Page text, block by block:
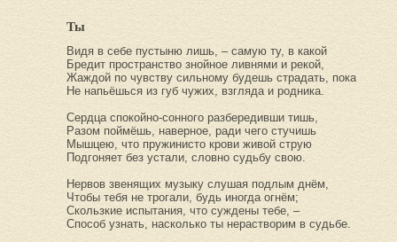
Ты
Видя в себе пустыню лишь, – самую ту, в какой
Бредит пространство знойное ливнями и рекой,
Жаждой по чувству сильному будешь страдать, пока
Не напьёшься из губ чужих, взгляда и родника.
Сердца спокойно-сонного разбередивши тишь,
Разом поймёшь, наверное, ради чего стучишь
Мышцею, что пружинисто крови живой струю
Подгоняет без устали, словно судьбу свою.
Нервов звенящих музыку слушая подлым днём,
Чтобы тебя не трогали, будь иногда огнём;
Скользкие испытания, что суждены тебе, –
Способ узнать, насколько ты нерастворим в судьбе.